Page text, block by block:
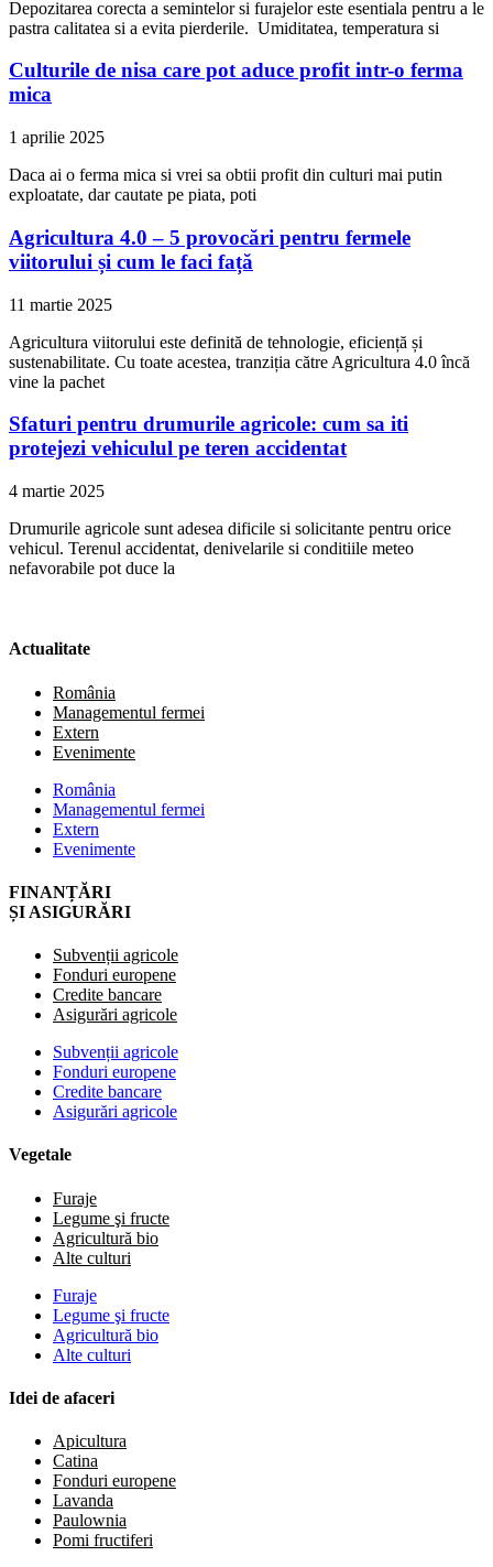
Depozitarea corecta a semintelor si furajelor este esentiala pentru a le
pastra calitatea si a evita pierderile. Umiditatea, temperatura si
Culturile de nisa care pot aduce profit intr-o ferma
mica
1 aprilie 2025
Daca ai o ferma mica si vrei sa obtii profit din culturi mai putin
exploatate, dar cautate pe piata, poti
Agricultura 4.0 – 5 provocări pentru fermele
viitorului și cum le faci față
11 martie 2025
Agricultura viitorului este definită de tehnologie, eficiență și
sustenabilitate. Cu toate acestea, tranziția către Agricultura 4.0 încă
vine la pachet
Sfaturi pentru drumurile agricole: cum sa iti
protejezi vehiculul pe teren accidentat
4 martie 2025
Drumurile agricole sunt adesea dificile si solicitante pentru orice
vehicul. Terenul accidentat, denivelarile si conditiile meteo
nefavorabile pot duce la
Actualitate
România
Managementul fermei
Extern
Evenimente
România
Managementul fermei
Extern
Evenimente
FINANȚĂRI
ȘI ASIGURĂRI
Subvenții agricole
Fonduri europene
Credite bancare
Asigurări agricole
Subvenții agricole
Fonduri europene
Credite bancare
Asigurări agricole
Vegetale
Furaje
Legume şi fructe
Agricultură bio
Alte culturi
Furaje
Legume şi fructe
Agricultură bio
Alte culturi
Idei de afaceri
Apicultura
Catina
Fonduri europene
Lavanda
Paulownia
Pomi fructiferi